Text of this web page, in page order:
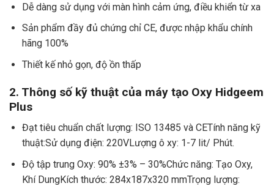
Dễ dàng sử dụng với màn hình cảm ứng, điều khiển từ xa
Sản phẩm đầy đủ chứng chỉ CE, được nhập khẩu chính
hãng 100%
Thiết kế nhỏ gọn, độ ồn thấp
2. Thông số kỹ thuật của máy tạo Oxy Hidgeem
Plus
Đạt tiêu chuẩn chất lượng: ISO 13485 và CETính năng kỹ
thuật:Sử dụng điện: 220VLượng ô xy: 1-7 lit/ Phút.
Độ tập trung Oxy: 90% ±3% – 30%Chức năng: Tạo Oxy,
Khí DungKích thước: 284x187x320 mmTrọng lượng: